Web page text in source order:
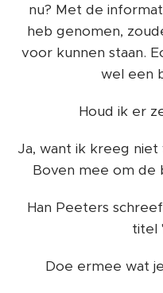
nu? Met de
heb genomen,
voor kunnen staan.
wel een
Houd ik er
Ja, want ik kreeg
Boven mee om de
Han Peeters
titel
Doe ermee wat